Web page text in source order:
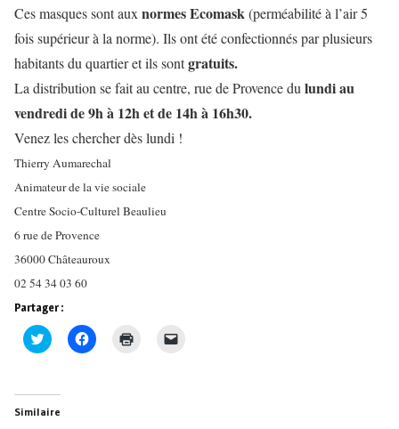
Ces masques sont auxnormes Ecomask(perméabilité à l’air 5
fois supérieur à la norme). Ils ont été confectionnés par plusieurs
habitants du quartier et ils sontgratuits.
La distribution se fait au centre, rue de Provence dulundi au
vendredi de 9h à 12h et de 14h à 16h30.
Venez les chercher dès lundi !
Thierry Aumarechal
Animateur de la vie sociale
Centre Socio-Culturel Beaulieu
6 rue de Provence
36000 Châteauroux
02 54 34 03 60
Partager :
Cliquez
pour
dans
une
nouvelle
Cliquez
pour
Cliquer
Similaire